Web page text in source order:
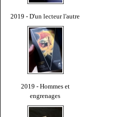
2019 - D'un lecteur l'autre
2019 - Hommes et
engrenages